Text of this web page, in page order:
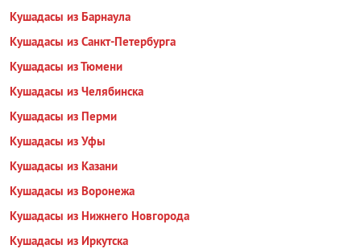
Кушадасы из Барнаула
Кушадасы из Санкт-Петербурга
Кушадасы из Тюмени
Кушадасы из Челябинска
Кушадасы из Перми
Кушадасы из Уфы
Кушадасы из Казани
Кушадасы из Воронежа
Кушадасы из Нижнего Новгорода
Кушадасы из Иркутска